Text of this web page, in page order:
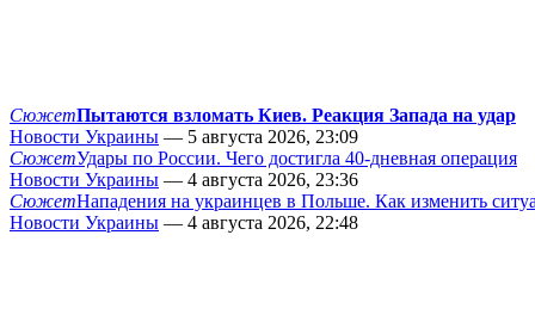
СюжетПытаются взломать Киев. Реакция Запада на удар
Новости Украины — 5 августа 2026, 23:09
СюжетУдары по России. Чего достигла 40-дневная операция
Новости Украины — 4 августа 2026, 23:36
СюжетНападения на украинцев в Польше. Как изменить
Новости Украины — 4 августа 2026, 22:48